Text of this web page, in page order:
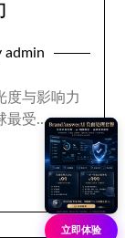
admin
度与影响力
最受…
立即体验